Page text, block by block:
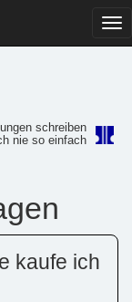
schreiben
nie so einfach
kaufe ich